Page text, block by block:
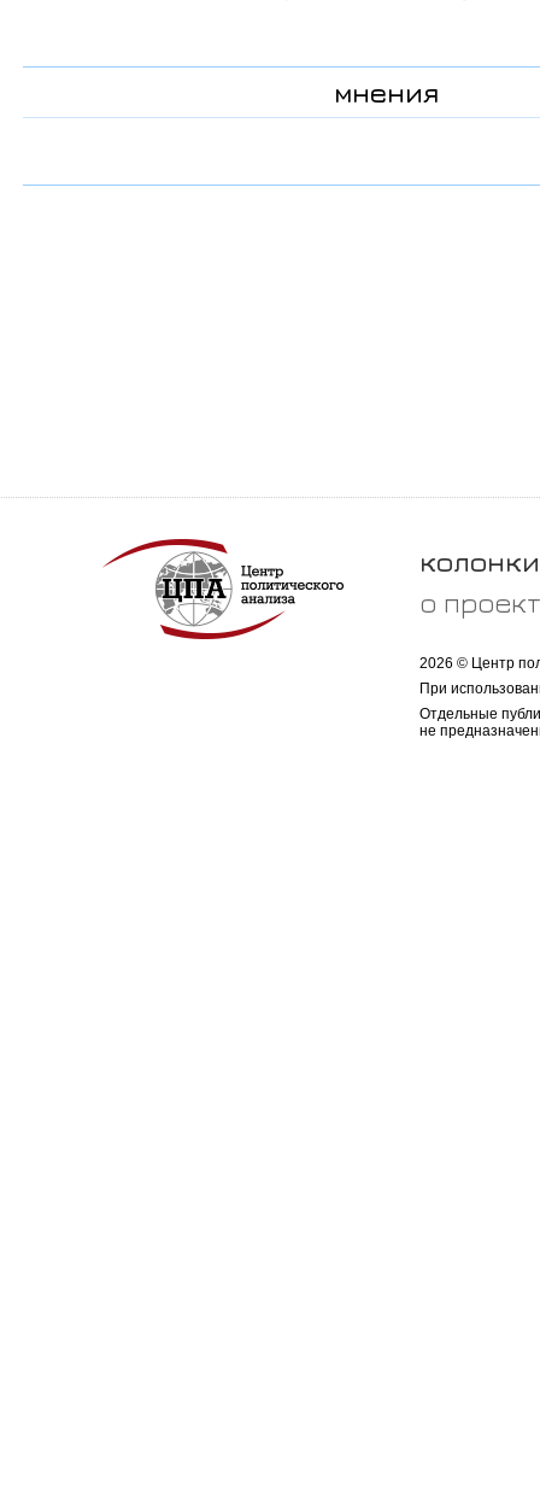
мнения
колонки
о
2026 © Центр
При
Отдельные
не